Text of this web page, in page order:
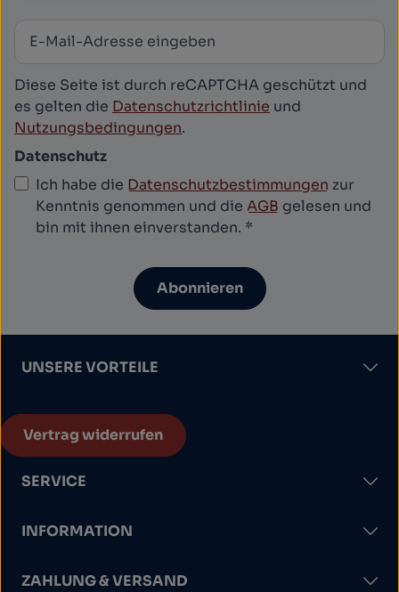
Newsletter abonnieren
Diese Seite ist durch reCAPTCHA geschützt und
es gelten die Datenschutzrichtlinie und
Nutzungsbedingungen.
Datenschutz
Ich habe die Datenschutzbestimmungen zur
Kenntnis genommen und die AGB gelesen und
bin mit ihnen einverstanden. *
Abonnieren
UNSERE VORTEILE
Vertrag widerrufen
SERVICE
INFORMATION
ZAHLUNG & VERSAND